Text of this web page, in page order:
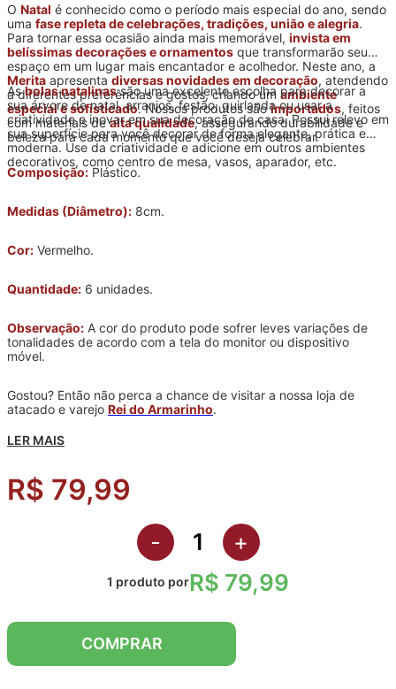
O Natal é conhecido como o período mais especial do ano, sendo
uma fase repleta de celebrações, tradições, união e alegria.
Para tornar essa ocasião ainda mais memorável, invista em
belíssimas decorações e ornamentos que transformarão seu
espaço em um lugar mais encantador e acolhedor. Neste ano, a
Merita apresenta diversas novidades em decoração, atendendo
a diferentes preferências e gostos, criando um ambiente
especial e sofisticado. Nossos produtos sãoimportados, feitos
com materiais dealta qualidade, assegurando durabilidade e
beleza para cada momento que você deseja celebrar.
Asbolas natalinassão uma excelente escolha para decorar a
sua árvore de natal, arranjos, festão, guirlanda ou usar a
criatividade e inovar em sua decoração de casa. Possui relevo em
sua superfície para você decorar de forma elegante, prática e
moderna. Use da criatividade e adicione em outros ambientes
decorativos, como centro de mesa, vasos, aparador, etc.
Composição: Plástico.
Medidas (Diâmetro): 8cm.
Cor: Vermelho.
Quantidade: 6 unidades.
Observação: A cor do produto pode sofrer leves variações de
tonalidades de acordo com a tela do monitor ou dispositivo
móvel.
Gostou? Então não perca a chance de visitar a nossa loja de
atacado e varejo Rei do Armarinho.
LER MAIS
R$ 79,99
- +
1 produto porR$ 79,99
COMPRAR